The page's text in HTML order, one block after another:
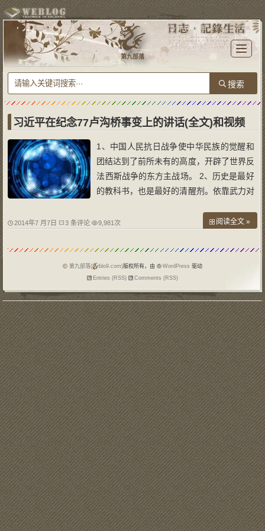
T
o
l
e
n
a
t
i
n
第九部落
习近平在纪念77卢沟桥事变上的讲话(全文)和视频
1、中国人民抗日战争使中华民族的觉醒和
团结达到了前所未有的高度，开辟了世界反
法西斯战争的东方主战场。 2、历史是最好
的教科书，也是最好的清醒剂。依靠武力对
想要否定、歪曲甚至美化侵略历史，中国人
变”77周年纪念日。上午，党和国家领导
2014年7 月7日 3 条评论 9,981次 阅读全文 »
第九部落( blo9.com)版权所有，由 WordPress 驱动
Entries (RSS)
Comments (RSS)